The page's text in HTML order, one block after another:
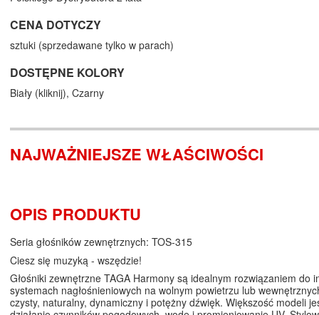
CENA DOTYCZY
sztuki (sprzedawane tylko w parach)
DOSTĘPNE KOLORY
Biały (kliknij), Czarny
NAJWAŻNIEJSZE WŁAŚCIWOŚCI
OPIS PRODUKTU
Seria głośników zewnętrznych: TOS-315
Ciesz się muzyką - wszędzie!
Głośniki zewnętrzne TAGA Harmony są idealnym rozwiązaniem do
systemach nagłośnieniowych na wolnym powietrzu lub
czysty, naturalny, dynamiczny i potężny dźwięk. Większość modeli